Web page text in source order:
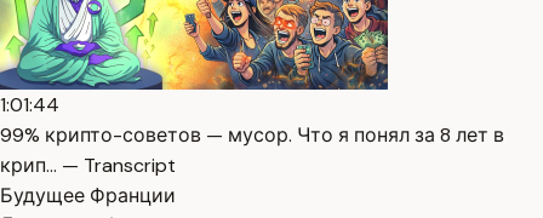
1:01:44
99% крипто-советов — мусор. Что я понял за 8 лет в
крип… — Transcript
Будущее Франции